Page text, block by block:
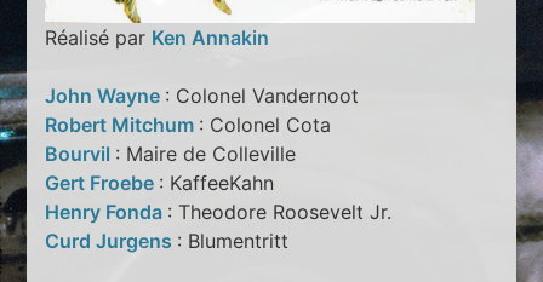
Réalisé par Ken Annakin
John Wayne : Colonel Vandernoot
Robert Mitchum : Colonel Cota
Bourvil : Maire de Colleville
Gert Froebe : KaffeeKahn
Henry Fonda : Theodore Roosevelt Jr.
Curd Jurgens : Blumentritt